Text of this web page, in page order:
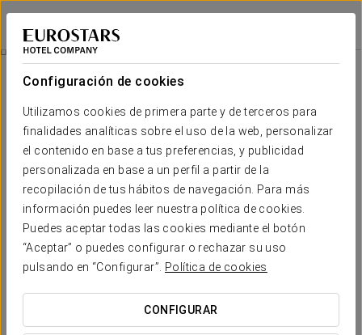
Configuración de cookies
Utilizamos cookies de primera parte y de terceros para
finalidades analíticas sobre el uso de la web, personalizar
el contenido en base a tus preferencias, y publicidad
personalizada en base a un perfil a partir de la
recopilación de tus hábitos de navegación. Para más
información puedes leer nuestra política de cookies.
Puedes aceptar todas las cookies mediante el botón
“Aceptar” o puedes configurar o rechazar su uso
pulsando en “Configurar”.
Política de cookies
CONFIGURAR
Eurostars Los Agustinos
LA RIOJA - HARO
Experiencia Gourmet
35€
Experiencia gourmet
Saborea la auténtica Rioja con nuestra oferta Gourmet.